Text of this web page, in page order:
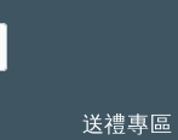
送禮專區